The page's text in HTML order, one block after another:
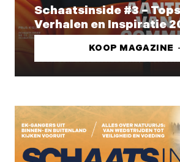
Schaatsinside #3 –
Verhalen en Inspiratie
KOOP MAGAZINE